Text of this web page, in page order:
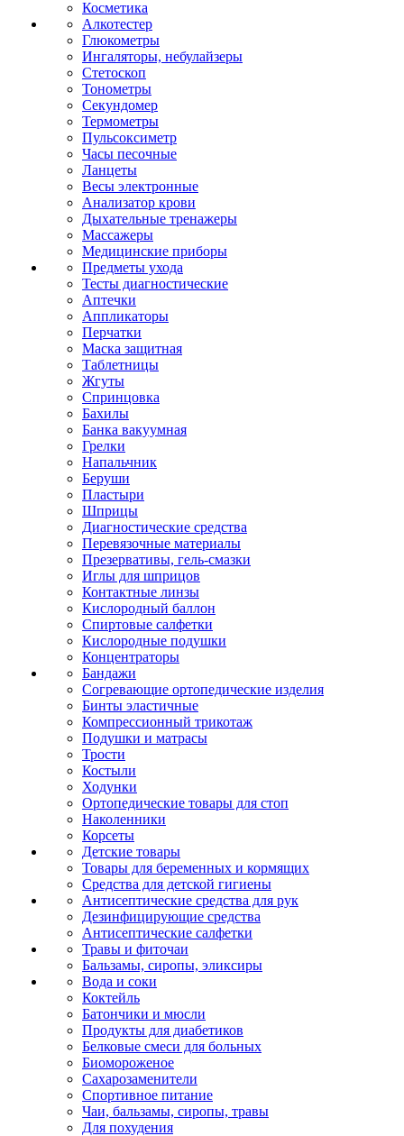
Косметика
Алкотестер
Глюкометры
Ингаляторы, небулайзеры
Стетоскоп
Тонометры
Секундомер
Термометры
Пульсоксиметр
Часы песочные
Ланцеты
Весы электронные
Анализатор крови
Дыхательные тренажеры
Массажеры
Медицинские приборы
Предметы ухода
Тесты диагностические
Аптечки
Аппликаторы
Перчатки
Маска защитная
Таблетницы
Жгуты
Спринцовка
Бахилы
Банка вакуумная
Грелки
Напальчник
Беруши
Пластыри
Шприцы
Диагностические средства
Перевязочные материалы
Презервативы, гель-смазки
Иглы для шприцов
Контактные линзы
Кислородный баллон
Спиртовые салфетки
Кислородные подушки
Концентраторы
Бандажи
Согревающие ортопедические изделия
Бинты эластичные
Компрессионный трикотаж
Подушки и матрасы
Трости
Костыли
Ходунки
Ортопедические товары для стоп
Наколенники
Корсеты
Детские товары
Товары для беременных и кормящих
Средства для детской гигиены
Антисептические средства для рук
Дезинфицирующие средства
Антисептические салфетки
Травы и фиточаи
Бальзамы, сиропы, эликсиры
Вода и соки
Коктейль
Батончики и мюсли
Продукты для диабетиков
Белковые смеси для больных
Биомороженое
Сахарозаменители
Спортивное питание
Чаи, бальзамы, сиропы, травы
Для похудения